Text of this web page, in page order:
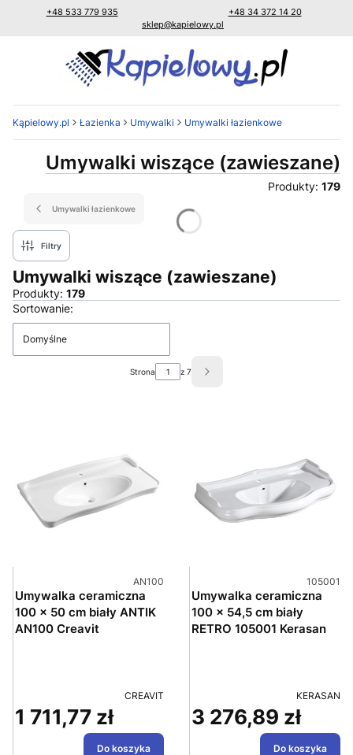
+48 533 779 935
+48 34 372 14 20
sklep@kapielowy.pl
Kąpielowy.pl Łazienka Umywalki Umywalki łazienkowe
Umywalki wiszące (zawieszane)
Produkty: 179
Umywalki łazienkowe
Filtry
Umywalki wiszące (zawieszane)
Produkty: 179
Lista produktów
Sortowanie:
Domyślne
Strona z 7
Następne produkty
Kod produktu
AN100
Umywalka ceramiczna
100 x 50 cm biały ANTIK
AN100 Creavit
PRODUCENT
CREAVIT
Cena
1 711,77 zł
Do koszyka
Kod
105001
Umywalka ceramiczna
100 x 54,5 cm biały
RETRO 105001 Kerasan
KERASAN
Cena
3 276,89 zł
Do koszyka